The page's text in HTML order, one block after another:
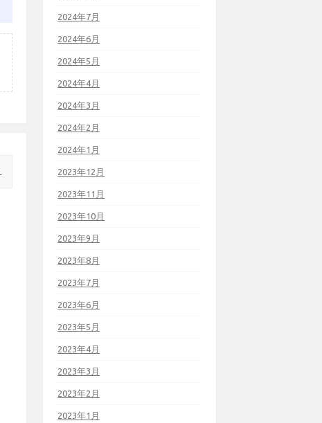
2024年7月
2024年6月
2024年5月
2024年4月
2024年3月
2024年2月
2024年1月
2023年12月
2023年11月
2023年10月
2023年9月
2023年8月
2023年7月
2023年6月
2023年5月
2023年4月
2023年3月
2023年2月
2023年1月